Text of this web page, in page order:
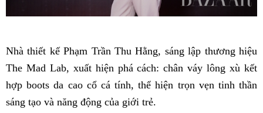
Nhà thiết kế Phạm Trần Thu Hằng, sáng lập thương hiệu
The Mad Lab, xuất hiện phá cách: chân váy lông xù kết
hợp boots da cao cổ cá tính, thể hiện trọn vẹn tinh thần
sáng tạo và năng động của giới trẻ.